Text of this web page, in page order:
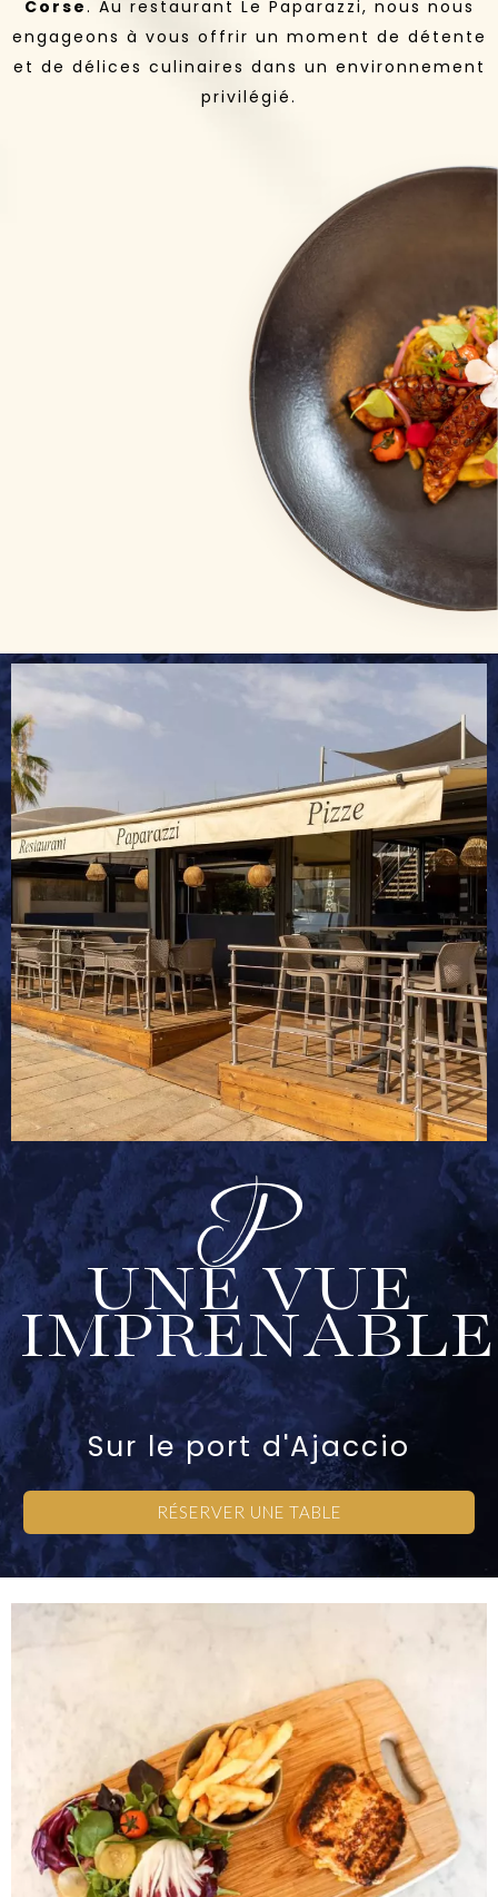
Corse. Au restaurant Le Paparazzi, nous nous
engageons à vous offrir un moment de détente
et de délices culinaires dans un environnement
privilégié.
UNE VUE
IMPRENABLE
Sur le port d'Ajaccio
RÉSERVER UNE TABLE